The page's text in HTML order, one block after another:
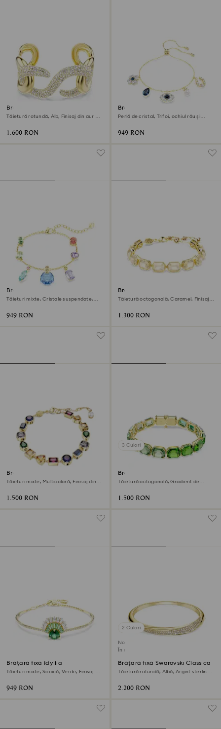
Brățară Dextera
Tăietură rotundă, Alb, Finisaj din aur de
1.600 RON
Brățară Symbolica
Perlă de cristal, Trifoi, ochiul rău și
949 RON
Brățară Gema
Tăieturi mixte, Cristale suspendate,
949 RON
Brățară Millenia
Tăietură octogonală, Caramel, Finisaj
1.300 RON
Brățară Imber
Tăieturi mixte, Multicoloră, Finisaj din
1.500 RON
3 Culori
Brățară Millenia
Tăietură octogonală, Gradient de
1.500 RON
Brățară fixă Idyllia
Tăieturi mixte, Scoică, Verde, Finisaj din
949 RON
2 Culori
Nou
În curând
Brățară fixă Swarovski Classica
Tăietură rotundă, Albă, Argint sterling,
2.200 RON